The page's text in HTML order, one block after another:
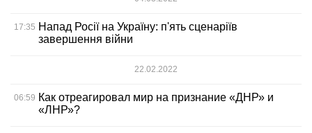
17:35 Напад Росії на Україну: п'ять сценаріїв
завершення війни
22.02.2022
06:59 Как отреагировал мир на признание «ДНР» и
«ЛНР»?